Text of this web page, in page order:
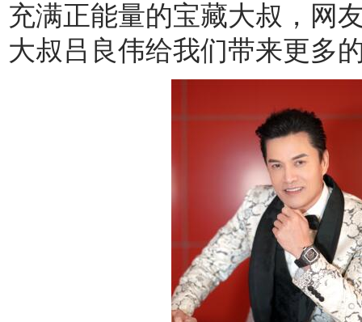
充满正能量的宝藏大叔，网
大叔吕良伟给我们带来更多